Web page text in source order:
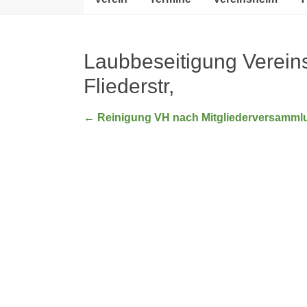
Laubbeseitigung
Fliederstr,
← Reinigung VH nach